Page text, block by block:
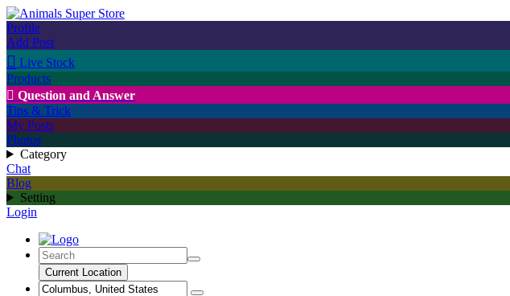
Profile
Add Post
 Live Stock
Products
 Question and Answer
Tips & Trick
My Posts
Photos
Category
Chat
Blog
Setting
Login
Current Location